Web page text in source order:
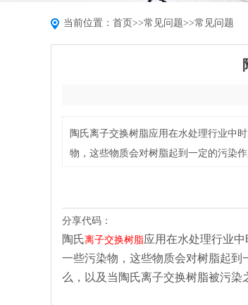
当前位置： 首页>>常见问题>>常见问题
陶氏离子交换树脂应用在水处理行业中
物，这些物质会对树脂起到一定的污染作
分享代码：
陶氏离子交换树脂应用在水处理行业
一些污染物，这些物质会对树脂起
么，以及当陶氏离子交换树脂被污染